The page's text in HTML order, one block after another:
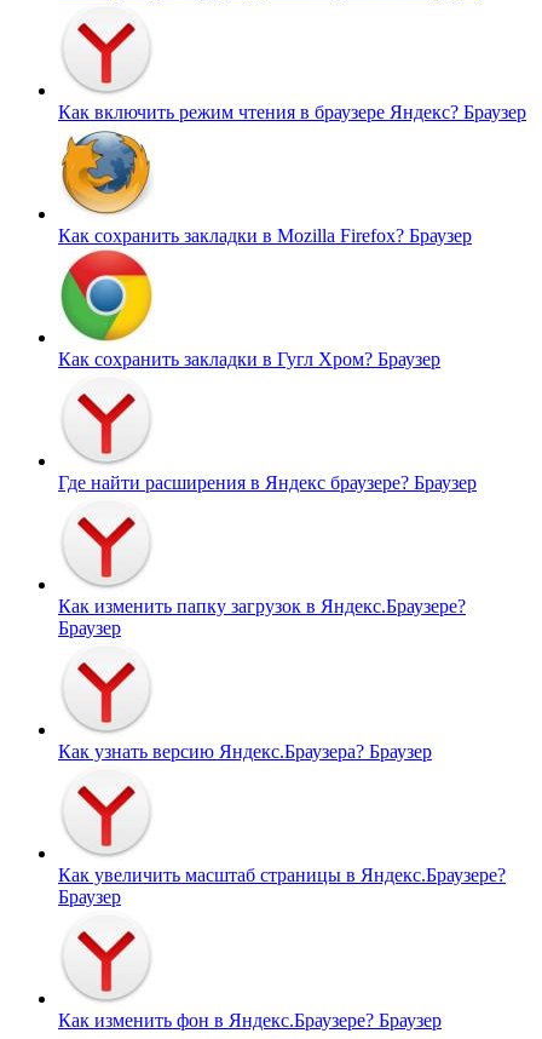
Как включить режим чтения в браузере Яндекс? Браузер
Как сохранить закладки в Mozilla Firefox? Браузер
Как сохранить закладки в Гугл Хром? Браузер
Где найти расширения в Яндекс браузере? Браузер
Как изменить папку загрузок в Яндекс.Браузере?
Браузер
Как узнать версию Яндекс.Браузера? Браузер
Как увеличить масштаб страницы в Яндекс.Браузере?
Браузер
Как изменить фон в Яндекс.Браузере? Браузер